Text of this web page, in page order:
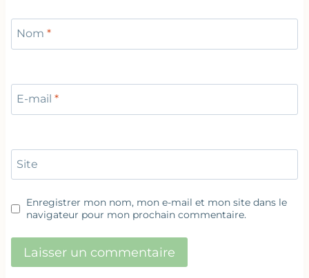
Nom *
E-mail *
Site
Enregistrer mon nom, mon e-mail et mon site dans le
navigateur pour mon prochain commentaire.